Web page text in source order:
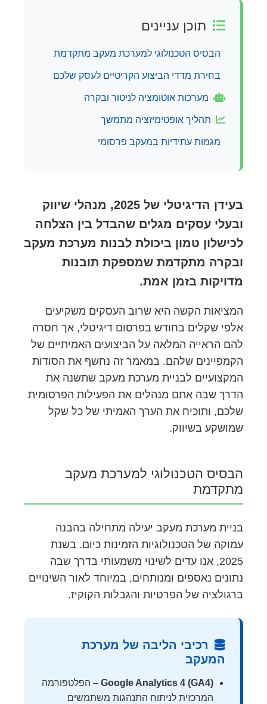
תוכן עניינים
הבסיס הטכנולוגי למערכת מעקב מתקדמת
בחירת מדדי הביצוע הקריטיים לעסק שלכם
מערכות אוטומציה לניטור ובקרה
תהליך אופטימיזציה מתמשך
מגמות עתידיות במעקב פרסומי
בעידן הדיגיטלי של 2025, מנהלי שיווק
ובעלי עסקים מגלים שהבדל בין הצלחה
לכישלון טמון ביכולת לבנות מערכת מעקב
ובקרה מתקדמת שמספקת תובנות
מדויקות בזמן אמת.
המציאות הקשה היא שרוב העסקים משקיעים
אלפי שקלים בחודש בפרסום דיגיטלי, אך חסרה
להם הראייה המלאה על הביצועים האמיתיים של
הקמפיינים שלהם. במאמר זה נחשף את הסודות
המקצועיים לבניית מערכת מעקב שתשנה את
הדרך שבה אתם מנהלים את הפעילות הפרסומית
שלכם, ותוכיח את הערך האמיתי של כל שקל
שמושקע בשיווק.
הבסיס הטכנולוגי למערכת מעקב
מתקדמת
בניית מערכת מעקב יעילה מתחילה בהבנה
עמוקה של הטכנולוגיות הזמינות כיום. בשנת
2025, אנו עדים לשינוי משמעותי בדרך שבה
נתונים נאספים ומנותחים, במיוחד לאור השינויים
ברגולציה של הפרטיות והגבלות הקוקיז.
רכיבי הליבה של מערכת
המעקב
Google Analytics 4 (GA4) – הפלטפורמה
המרכזית לניתוח התנהגות משתמשים